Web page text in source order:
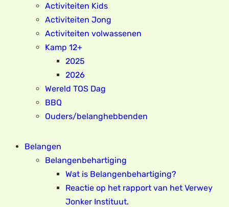
Activiteiten Kids
Activiteiten Jong
Activiteiten volwassenen
Kamp 12+
2025
2026
Wereld TOS Dag
BBQ
Ouders/belanghebbenden
Belangen
Belangenbehartiging
Wat is Belangenbehartiging?
Reactie op het rapport van het Verwey
Jonker Instituut.